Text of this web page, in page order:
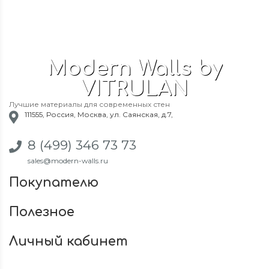
Modern Walls by
VITRULAN
Лучшие материалы для современных стен
111555 Россия Москва ул. Саянская, д.7
8 (499) 346 73 73
sales@modern-walls.ru
Покупателю
Полезное
Личный кабинет